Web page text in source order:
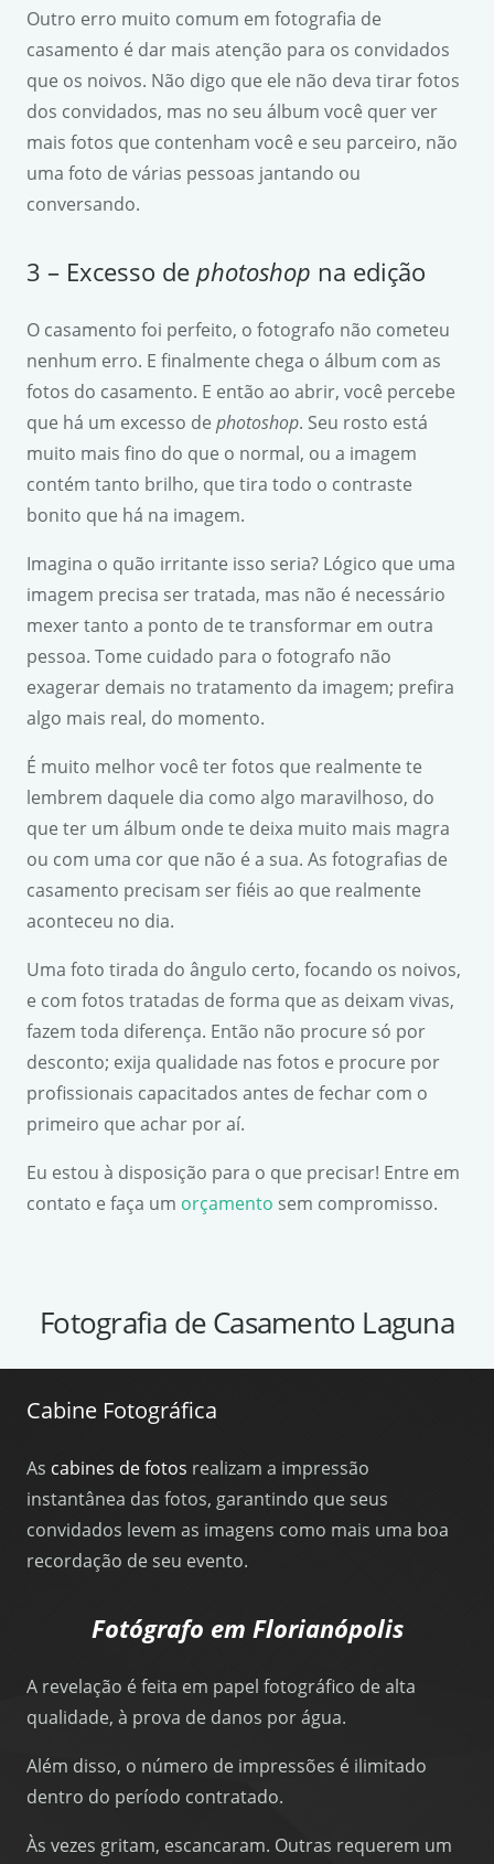
Outro erro muito comum em fotografia de
casamento é dar mais atenção para os convidados
que os noivos. Não digo que ele não deva tirar fotos
dos convidados, mas no seu álbum você quer ver
mais fotos que contenham você e seu parceiro, não
uma foto de várias pessoas jantando ou
conversando.
3 – Excesso de photoshop na edição
O casamento foi perfeito, o fotografo não cometeu
nenhum erro. E finalmente chega o álbum com as
fotos do casamento. E então ao abrir, você percebe
que há um excesso de photoshop. Seu rosto está
muito mais fino do que o normal, ou a imagem
contém tanto brilho, que tira todo o contraste
bonito que há na imagem.
Imagina o quão irritante isso seria? Lógico que uma
imagem precisa ser tratada, mas não é necessário
mexer tanto a ponto de te transformar em outra
pessoa. Tome cuidado para o fotografo não
exagerar demais no tratamento da imagem; prefira
algo mais real, do momento.
É muito melhor você ter fotos que realmente te
lembrem daquele dia como algo maravilhoso, do
que ter um álbum onde te deixa muito mais magra
ou com uma cor que não é a sua. As fotografias de
casamento precisam ser fiéis ao que realmente
aconteceu no dia.
Uma foto tirada do ângulo certo, focando os noivos,
e com fotos tratadas de forma que as deixam vivas,
fazem toda diferença. Então não procure só por
desconto; exija qualidade nas fotos e procure por
profissionais capacitados antes de fechar com o
primeiro que achar por aí.
Eu estou à disposição para o que precisar! Entre em
contato e faça um orçamento sem compromisso.
Fotografia de Casamento Laguna
Cabine Fotográfica
As cabines de fotos realizam a impressão
instantânea das fotos, garantindo que seus
convidados levem as imagens como mais uma boa
recordação de seu evento.
Fotógrafo em Florianópolis
A revelação é feita em papel fotográfico de alta
qualidade, à prova de danos por água.
Além disso, o número de impressões é ilimitado
dentro do período contratado.
Às vezes gritam, escancaram. Outras requerem um